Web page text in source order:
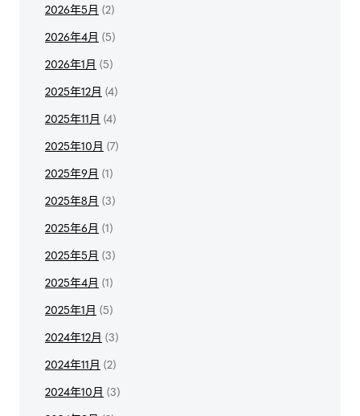
2026年5月 (2)
2026年4月 (5)
2026年1月 (5)
2025年12月 (4)
2025年11月 (4)
2025年10月 (7)
2025年9月 (1)
2025年8月 (3)
2025年6月 (1)
2025年5月 (3)
2025年4月 (1)
2025年1月 (5)
2024年12月 (3)
2024年11月 (2)
2024年10月 (3)